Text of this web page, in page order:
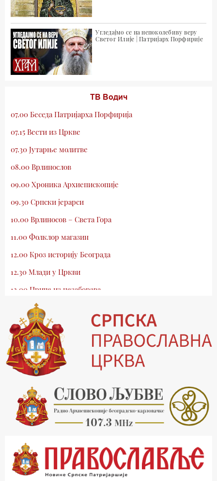
Угледајмо се на непоколебиву веру
Светог Илије | Патријарх Порфирије
ТВ Водич
07.00 Беседа Патријарха Порфирија
07.15 Вести из Цркве
07.30 Јутарње молитве
08.00 Врлинослов
09.00 Хроника Архиепископије
09.30 Српски јерарси
10.00 Врлиносов – Света Гора
11.00 Фолклор магазин
12.00 Кроз историју Београда
12.30 Млади у Цркви
13.00 Приче из незаборава
13.30 Храм културе
14.00 Питања и одговори
15.03 Беседа Патријарха Порфирија
15.15 Молитве
15.30 Манастири на Косову и Метохији
16.03 Српска историјска читанка
16.30 Тврђаве Дунава
17.03 Бит – емисија Ненада Гугла
17.30 Приче из незаборава
18.03 Врлинослов